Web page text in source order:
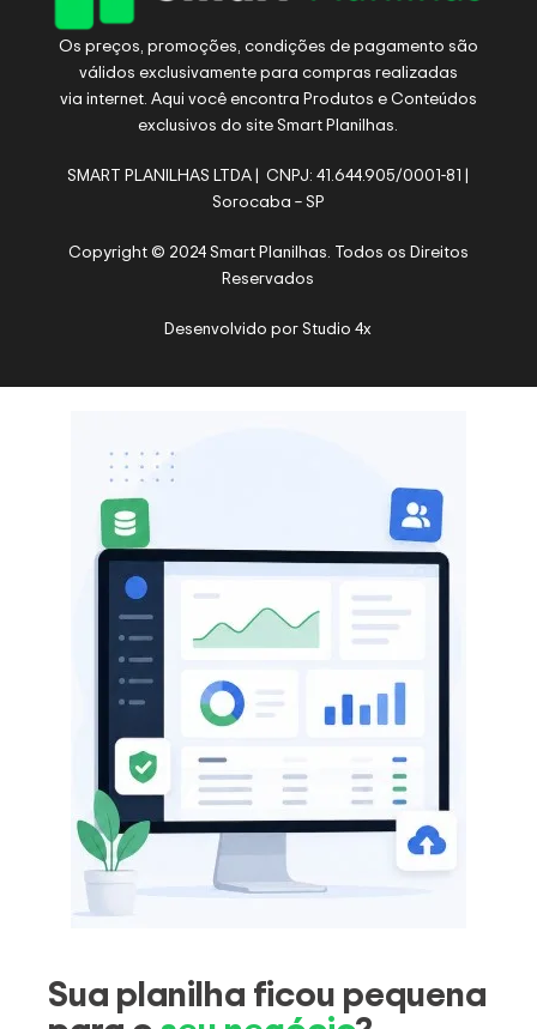
Os preços, promoções, condições de pagamento são
válidos exclusivamente para compras realizadas
via internet. Aqui você encontra Produtos e Conteúdos
exclusivos do site Smart Planilhas.
SMART PLANILHAS LTDA | CNPJ: 41.644.905/0001-81 |
Sorocaba – SP
Copyright © 2024 Smart Planilhas. Todos os Direitos
Reservados
Desenvolvido porStudio 4x
Sua planilha ficou pequena